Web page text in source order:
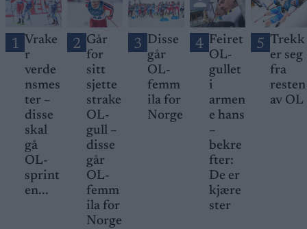
1 Vrake
r
verde
nsmes
ter –
disse
skal
gå
OL-
sprint
en...
2 Går
for
sitt
sjette
strake
OL-
gull –
disse
går
OL-
femm
ila for
Norge
3 Disse
går
OL-
femm
ila for
Norge
4 Feiret
OL-
gullet
i
armen
e hans
–
bekre
fter:
De er
kjære
ster
5 Trekk
er seg
fra
resten
av OL